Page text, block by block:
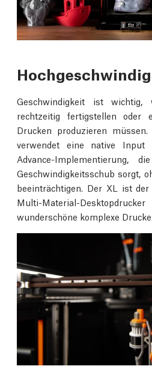
Geschwindigkeit ist
rechtzeitig fertigstellen oder
Drucken produzieren
verwendet eine native Input
Advance-Implementierung,
Geschwindigkeitsschub sorgt,
beeinträchtigen. Der XL ist
Multi-Material-
wunderschöne komplexe